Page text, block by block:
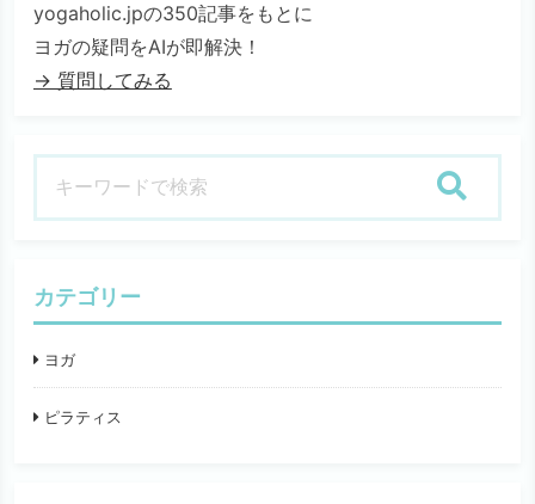
yogaholic.jpの350記事をもとに
ヨガの疑問をAIが即解決！
→ 質問してみる
カテゴリー
ヨガ
ピラティス